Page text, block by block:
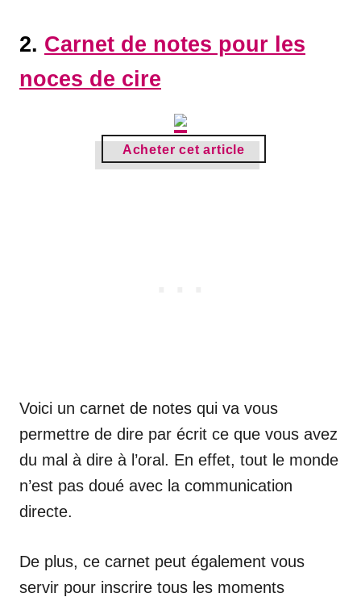
2. Carnet de notes pour les
noces de cire
Acheter cet article
Voici un carnet de notes qui va vous
permettre de dire par écrit ce que vous avez
du mal à dire à l’oral. En effet, tout le monde
n’est pas doué avec la communication
directe.
De plus, ce carnet peut également vous
servir pour inscrire tous les moments